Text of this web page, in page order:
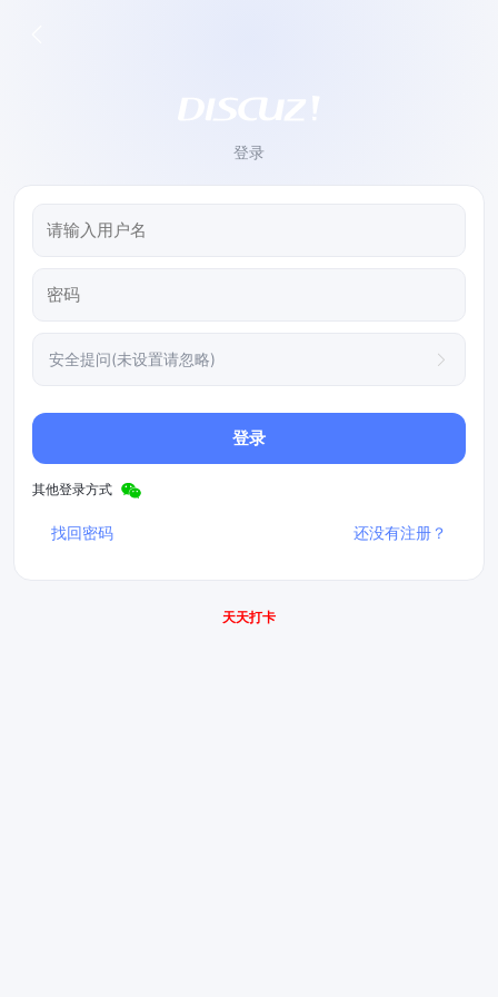
登录
安全提问(未设置请忽略)
登录
其他登录方式
找回密码 还没有注册？
天天打卡